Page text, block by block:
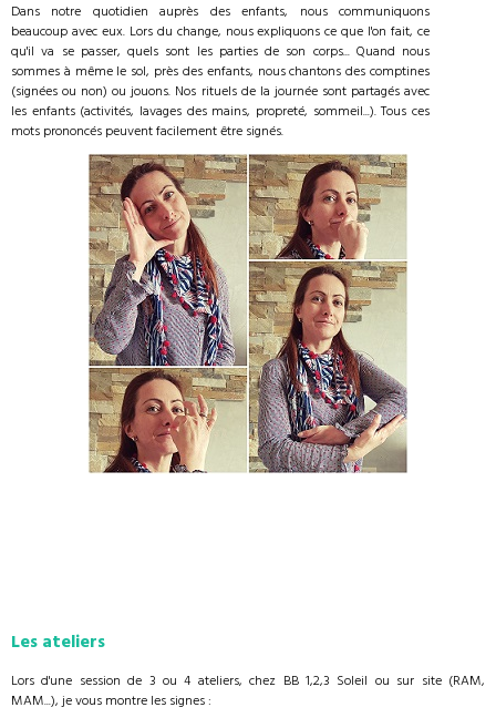
Dans notre quotidien auprès des enfants, nous communiquons
beaucoup avec eux. Lors du change, nous expliquons ce que l'on fait, ce
qu'il va se passer, quels sont les parties de son corps... Quand nous
sommes à même le sol, près des enfants, nous chantons des comptines
(signées ou non) ou jouons. Nos rituels de la journée sont partagés avec
les enfants (activités, lavages des mains, propreté, sommeil...). Tous ces
mots prononcés peuvent facilement être signés.
Les ateliers
Lors d'une session de 3 ou 4 ateliers, chez BB 1,2,3 Soleil ou sur site (RAM,
MAM...), je vous montre les signes :